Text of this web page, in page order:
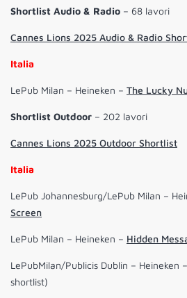
Shortlist Audio & Radio – 68 lavori
Cannes Lions 2025 Audio & Radio
Italia
LePub Milan – Heineken – The Lucky
Shortlist Outdoor – 202 lavori
Cannes Lions 2025 Outdoor Shortlist
Italia
LePub Johannesburg/LePub Milan –
Screen
LePub Milan – Heineken – Hidden
LePubMilan/Publicis Dublin – Heineken –
shortlist)